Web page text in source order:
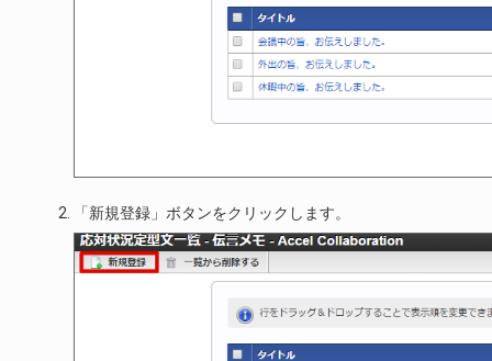
「新規登録」ボタンをクリックします。